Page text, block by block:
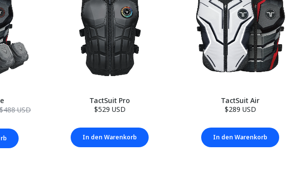
USD
TactSuit Pro
$529 USD
In den Warenkorb
TactSuit Air
$289 USD
In den Warenkorb